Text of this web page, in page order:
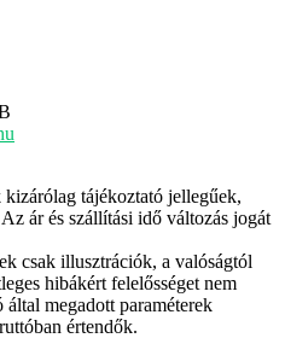
tájékoztató jellegűek,
ár és szállítási idő változás jogát
csak illusztrációk, a valóságtól
hibákért felelősséget nem
megadott paraméterek
értendők.